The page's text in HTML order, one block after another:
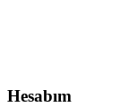
Hesabım